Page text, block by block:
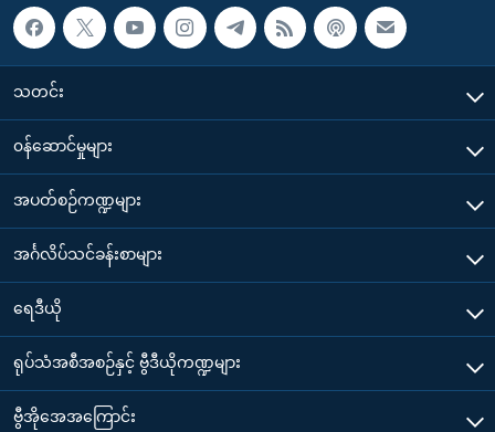
သတင်း
၀န်ဆောင်မှုများ
အပတ်စဉ်ကဏ္ဍများ
အင်္ဂလိပ်သင်ခန်းစာများ
ရေဒီယို
ရုပ်သံအစီအစဉ်နှင့် ဗွီဒီယိုကဏ္ဍများ
ဗွီအိုအေအကြောင်း